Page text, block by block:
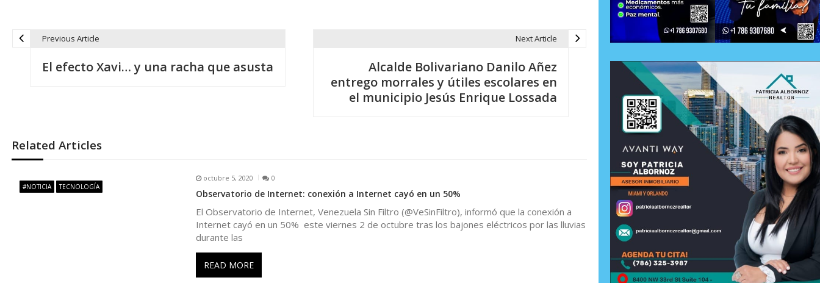
e
g
Previous Article
El efecto Xavi… y una racha que asusta
Next Article
Alcalde Bolivariano Danilo Añez
entrego morrales y útiles escolares en
el municipio Jesús Enrique Lossada
Related Articles
#NOTICIA TECNOLOGÍA
octubre 5, 2020 0
Observatorio de Internet: conexión a Internet cayó en un 50%
El Observatorio de Internet, Venezuela Sin Filtro (@VeSinFiltro), informó que la conexión a
Internet cayó en un 50% este viernes 2 de octubre tras los bajones eléctricos por las lluvias
durante las
READ MORE